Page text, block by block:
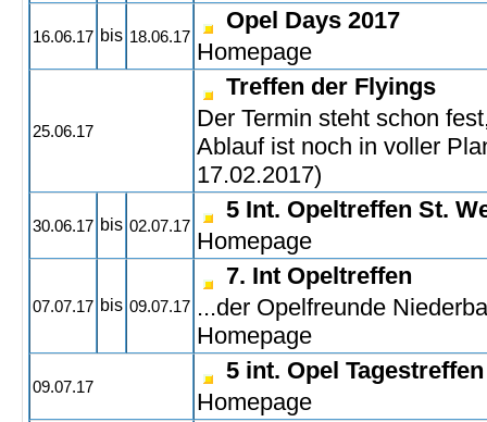
16.06.17 bis 18.06.17
Opel Days 2017
Homepage
25.06.17
Treffen der Flyings
Der Termin steht schon
Ablauf ist noch in voller
17.02.2017)
30.06.17 bis 02.07.17
5 Int. Opeltreffen St.
Homepage
07.07.17 bis 09.07.17
7. Int Opeltreffen
...der Opelfreunde
Homepage
09.07.17
5 int. Opel
Homepage